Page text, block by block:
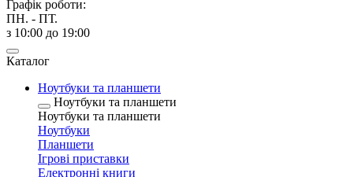
Графік роботи:
ПН. - ПТ.
з 10:00 до 19:00
Каталог
Ноутбуки та планшети
Ноутбуки та планшети
Ноутбуки та планшети
Ноутбуки
Планшети
Ігрові приставки
Електронні книги